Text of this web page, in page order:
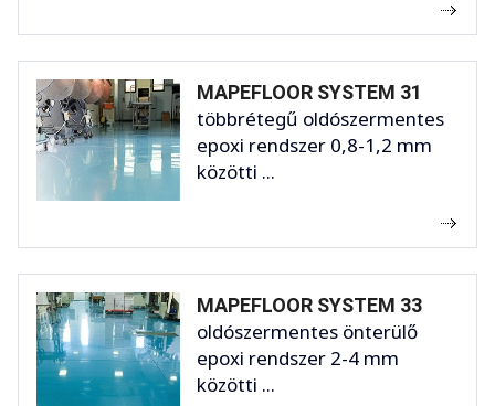
MAPEFLOOR SYSTEM 31
többrétegű oldószermentes
epoxi rendszer 0,8-1,2 mm
közötti ...
MAPEFLOOR SYSTEM 33
oldószermentes önterülő
epoxi rendszer 2-4 mm
közötti ...